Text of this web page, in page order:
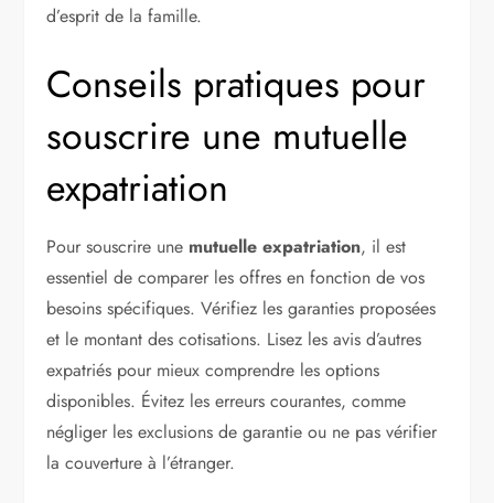
d’esprit de la famille.
Conseils pratiques pour
souscrire une mutuelle
expatriation
Pour souscrire une mutuelle expatriation, il est
essentiel de comparer les offres en fonction de vos
besoins spécifiques. Vérifiez les garanties proposées
et le montant des cotisations. Lisez les avis d’autres
expatriés pour mieux comprendre les options
disponibles. Évitez les erreurs courantes, comme
négliger les exclusions de garantie ou ne pas vérifier
la couverture à l’étranger.